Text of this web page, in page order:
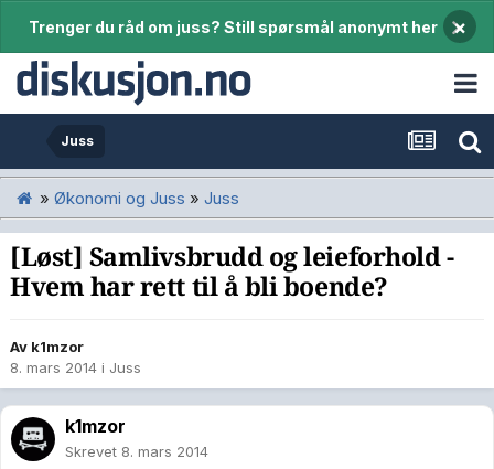
Trenger du råd om juss? Still spørsmål anonymt her ×
Juss
» Økonomi og Juss » Juss
[Løst] Samlivsbrudd og leieforhold -
Hvem har rett til å bli boende?
Av k1mzor
8. mars 2014 i Juss
k1mzor
Skrevet 8. mars 2014